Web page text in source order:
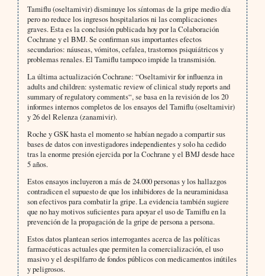
Tamiflu (oseltamivir) disminuye los síntomas de la gripe medio día
pero no reduce los ingresos hospitalarios ni las complicaciones
graves. Esta es la conclusión publicada hoy por la Colaboración
Cochrane y el BMJ. Se confirman sus importantes efectos
secundarios: náuseas, vómitos, cefalea, trastornos psiquiátricos y
problemas renales. El Tamiflu tampoco impide la transmisión.
La última actualización Cochrane: “Oseltamivir for influenza in
adults and children: systematic review of clinical study reports and
summary of regulatory comments“, se basa en la revisión de los 20
informes internos completos de los ensayos del Tamiflu (oseltamivir)
y 26 del Relenza (zanamivir).
Roche y GSK hasta el momento se habían negado a compartir sus
bases de datos con investigadores independientes y solo ha cedido
tras la enorme presión ejercida por la Cochrane y el BMJ desde hace
5 años.
Estos ensayos incluyeron a más de 24.000 personas y los hallazgos
contradicen el supuesto de que los inhibidores de la neuraminidasa
son efectivos para combatir la gripe. La evidencia también sugiere
que no hay motivos suficientes para apoyar el uso de Tamiflu en la
prevención de la propagación de la gripe de persona a persona.
Estos datos plantean serios interrogantes acerca de las políticas
farmacéuticas actuales que permiten la comercialización, el uso
masivo y el despilfarro de fondos públicos con medicamentos inútiles
y peligrosos.